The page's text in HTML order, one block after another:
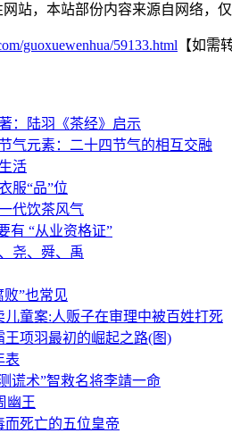
站，本站部份内容来源自网络，
guoxuewenhua/59133.html 【如需
：陆羽《茶经》启示
气元素：二十四节气的相互交融
活
服“品”位
代饮茶风气
有 “从业资格证”
尧、舜、禹
败”也常见
儿童案:人贩子在审理中被百姓打死
王项羽最初的崛起之路(图)
表
谎术”智救名将李靖一命
幽王
而死亡的五位皇帝